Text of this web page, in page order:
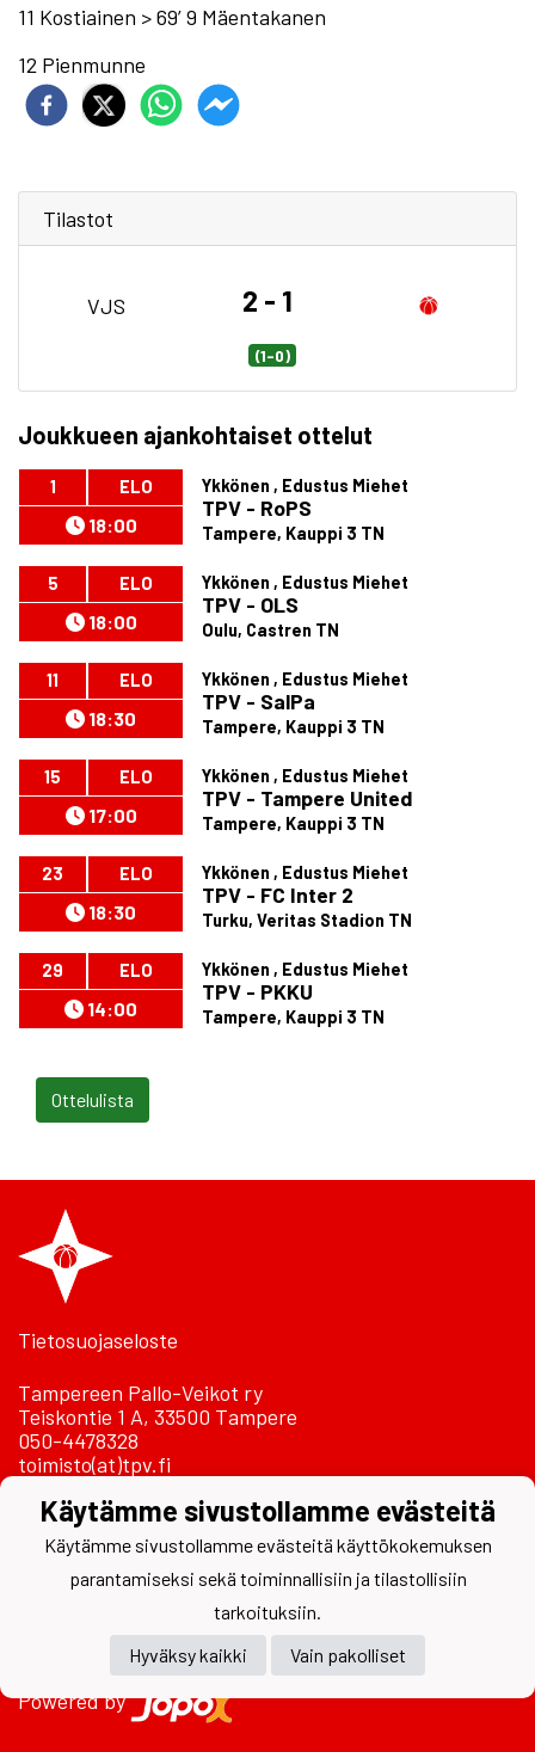
11 Kostiainen > 69’ 9 Mäentakanen
12 Pienmunne
Tilastot
VJS 2 - 1
(1-0)
Joukkueen ajankohtaiset ottelut
1 ELO
18:00
Ykkönen , Edustus Miehet
TPV - RoPS
Tampere, Kauppi 3 TN
5 ELO
18:00
Ykkönen , Edustus Miehet
TPV - OLS
Oulu, Castren TN
11 ELO
18:30
Ykkönen , Edustus Miehet
TPV - SalPa
Tampere, Kauppi 3 TN
15 ELO
17:00
Ykkönen , Edustus Miehet
TPV - Tampere United
Tampere, Kauppi 3 TN
23 ELO
18:30
Ykkönen , Edustus Miehet
TPV - FC Inter 2
Turku, Veritas Stadion TN
29 ELO
14:00
Ykkönen , Edustus Miehet
TPV - PKKU
Tampere, Kauppi 3 TN
Ottelulista
Tietosuojaseloste
Tampereen Pallo-Veikot ry
Teiskontie 1 A, 33500 Tampere
050-4478328
toimisto(at)tpv.fi
Laskutustiedot
Powered by
Käytämme sivustollamme evästeitä
Käytämme sivustollamme evästeitä käyttökokemuksen
parantamiseksi sekä toiminnallisiin ja tilastollisiin
tarkoituksiin.
Hyväksy kaikki
Vain pakolliset